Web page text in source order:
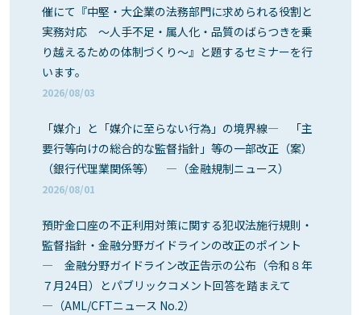
催にて『中堅・大企業の法務部門に求められる役割と
実務対応 ～人手不足・属人化・品質のばらつきを乗
り越えるための体制づくり～』と題するセミナーを行
います。
2026/08/03
「媒介」と「媒介に至らない行為」の境界線― 「主
要行等向けの総合的な監督指針」等の一部改正（案）
（銀行代理業関係等） ―（金融規制ニュース）
2026/08/01
預貯金口座の不正利用対策に関する犯収法施行規則・
監督指針・金融分野ガイドラインの改正のポイント
― 金融分野ガイドライン改正告示の公布（令和８年
７月24日）とパブリックコメント回答を踏まえて
―（AML/CFTニュース No.2）